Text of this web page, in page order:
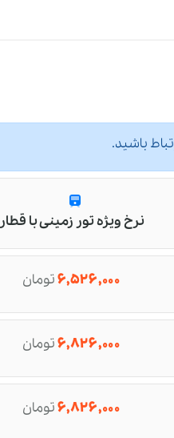
باشید.
نرخ ویژه تور زمینی با قطار
۶,۵۲۶,۰۰۰تومان
۶,۸۲۶,۰۰۰تومان
۶,۸۲۶,۰۰۰تومان